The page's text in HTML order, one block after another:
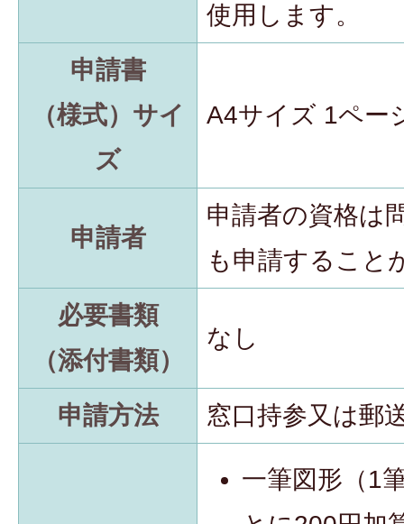
使用します。
申請書
（様式）サイ
ズ
A4サイズ 1ペー
申請者
申請者の資格は
も申請すること
必要書類
（添付書類）
なし
申請方法 窓口持参又は郵
一筆図形（1